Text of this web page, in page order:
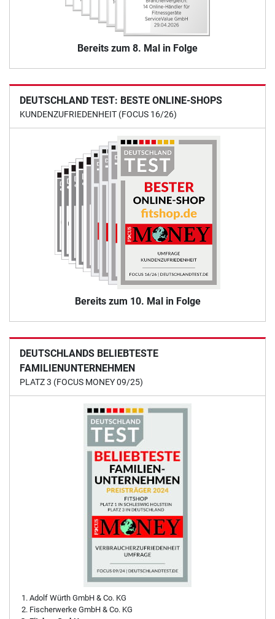
Bereits zum 8. Mal in Folge
DEUTSCHLAND TEST: BESTE ONLINE-SHOPS
KUNDENZUFRIEDENHEIT (FOCUS 16/26)
Bereits zum 10. Mal in Folge
DEUTSCHLANDS BELIEBTESTE
FAMILIENUNTERNEHMEN
PLATZ 3 (FOCUS MONEY 09/25)
Adolf Würth GmbH & Co. KG
Fischerwerke GmbH & Co. KG